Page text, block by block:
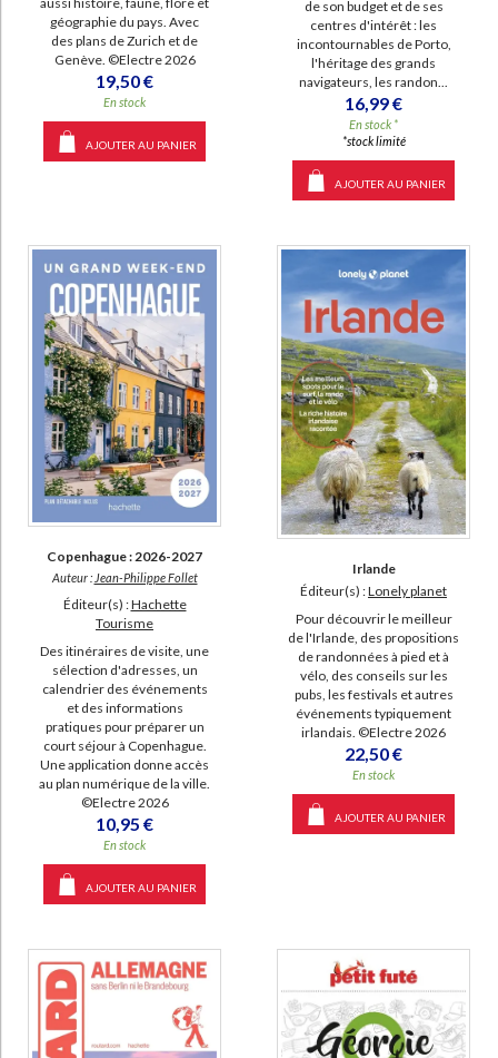
géographie du pays. Avec
des plans de Zurich et de
Genève. ©Electre 2026
19,50 €
En stock
AJOUTER AU PANIER
de son budget et de ses
centres d'intérêt : les
incontournables de Porto,
l'héritage des grands
navigateurs, les randon...
16,99 €
En stock *
*stock limité
AJOUTER AU PANIER
Copenhague : 2026-2027
Auteur : Jean-Philippe Follet
Éditeur(s) :Hachette
Tourisme
Des itinéraires de visite, une
sélection d'adresses, un
calendrier des événements
et des informations
pratiques pour préparer un
court séjour à Copenhague.
Une application donne accès
au plan numérique de la ville.
©Electre 2026
10,95 €
En stock
AJOUTER AU PANIER
Irlande
Éditeur(s) :Lonely planet
Pour découvrir le meilleur
de l'Irlande, des propositions
de randonnées à pied et à
vélo, des conseils sur les
pubs, les festivals et autres
événements typiquement
irlandais. ©Electre 2026
22,50 €
En stock
AJOUTER AU PANIER